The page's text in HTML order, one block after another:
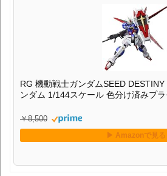
RG 機動戦士ガンダムSEED
ンダム 1/144スケール 色分け済みプ
￥8,500